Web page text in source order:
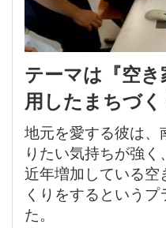
テーマは『空
用したまちづく
地元を愛する彼は
りたい気持ちが強く
近年増加している
くりをするという
た。